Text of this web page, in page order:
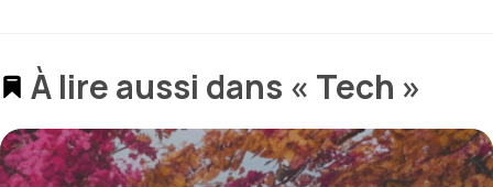
À lire aussi dans « Tech »